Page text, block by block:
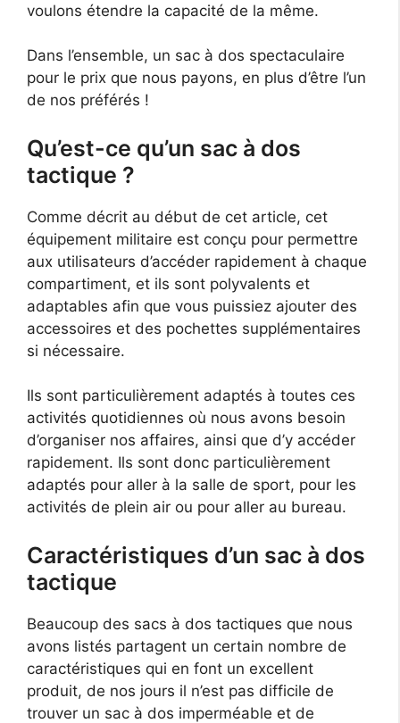
voulons étendre la capacité de la même.
Dans l’ensemble, un sac à dos spectaculaire
pour le prix que nous payons, en plus d’être l’un
de nos préférés !
Qu’est-ce qu’un sac à dos
tactique ?
Comme décrit au début de cet article, cet
équipement militaire est conçu pour permettre
aux utilisateurs d’accéder rapidement à chaque
compartiment, et ils sont polyvalents et
adaptables afin que vous puissiez ajouter des
accessoires et des pochettes supplémentaires
si nécessaire.
Ils sont particulièrement adaptés à toutes ces
activités quotidiennes où nous avons besoin
d’organiser nos affaires, ainsi que d’y accéder
rapidement. Ils sont donc particulièrement
adaptés pour aller à la salle de sport, pour les
activités de plein air ou pour aller au bureau.
Caractéristiques d’un sac à dos
tactique
Beaucoup des sacs à dos tactiques que nous
avons listés partagent un certain nombre de
caractéristiques qui en font un excellent
produit, de nos jours il n’est pas difficile de
trouver un sac à dos imperméable et de